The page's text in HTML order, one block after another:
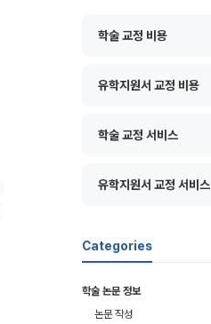
학술 교정 비용
유학지원서 교정 비용
학술 교정 서비스
유학지원서 교정 서비스
Categories
학술 논문 정보
논문 작성